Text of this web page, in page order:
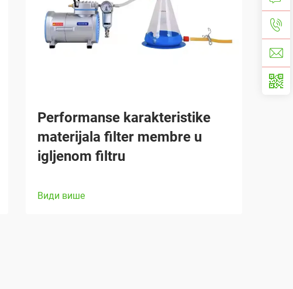
Performanse karakteristike
materijala filter membre u
igljenom filtru
Види више